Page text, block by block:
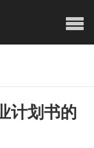
计划书的